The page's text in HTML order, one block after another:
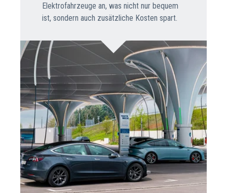
Elektrofahrzeuge an, was nicht nur bequem
ist, sondern auch zusätzliche Kosten spart.